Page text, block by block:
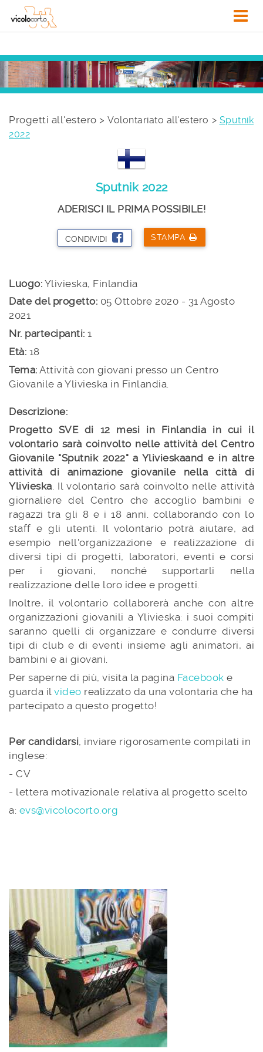
Progetti all'estero > Volontariato all'estero
Sputnik
2022
Sputnik 2022
ADERISCI IL PRIMA POSSIBILE!
CONDIVIDI STAMPA
Luogo: Ylivieska, Finlandia
Date del progetto: 05 Ottobre 2020 - 31 Agosto
2021
Nr. partecipanti: 1
Età: 18
Tema: Attività con giovani presso un Centro
Giovanile a Ylivieska in Finlandia.
Descrizione:
Progetto SVE di 12 mesi in Finlandia in cui il
volontario sarà coinvolto nelle attività del Centro
Giovanile "Sputnik 2022" a Ylivieskaand e in altre
attività di animazione giovanile nella città di
Ylivieska. Il volontario sarà coinvolto nelle attività
giornaliere del Centro che accoglio bambini e
ragazzi tra gli 8 e i 18 anni. collaborando con lo
staff e gli utenti. Il volontario potrà aiutare, ad
esempio nell'organizzazione e realizzazione di
diversi tipi di progetti, laboratori, eventi e corsi
per i giovani, nonché supportarli nella
realizzazione delle loro idee e progetti.
Inoltre, il volontario collaborerà anche con altre
organizzazioni giovanili a Ylivieska: i suoi compiti
saranno quelli di organizzare e condurre diversi
tipi di club e di eventi insieme agli animatori, ai
bambini e ai giovani.
Per saperne di più, visita la pagina Facebook e
guarda il video realizzato da una volontaria che ha
partecipato a questo progetto!
Per candidarsi, inviare rigorosamente compilati in
inglese:
- CV
- lettera motivazionale relativa al progetto scelto
a: evs@vicolocorto.org